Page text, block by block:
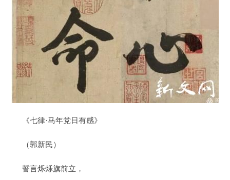
《七律·马年党日有感》
（郭新民）
誓言烁烁旗前立，